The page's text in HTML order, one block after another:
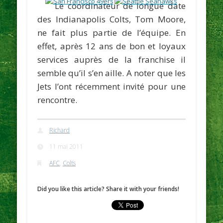
Le coordinateur de longue date
des Indianapolis Colts, Tom Moore,
ne fait plus partie de l’équipe. En
effet, après 12 ans de bon et loyaux
services auprès de la franchise il
semble qu’il s’en aille. A noter que les
Jets l’ont récemment invité pour une
rencontre.
Richard
11 mai 2011
AFC, Colts
Did you like this article? Share it with your friends!